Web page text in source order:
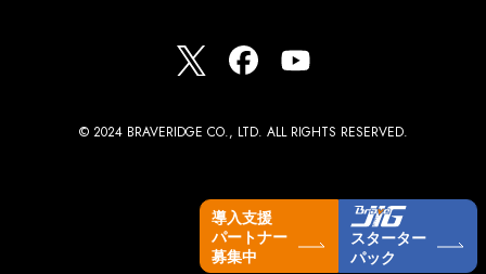
© 2024 BRAVERIDGE CO., LTD. ALL RIGHTS RESERVED.
導入支援
パートナー
募集中
スターター
パック